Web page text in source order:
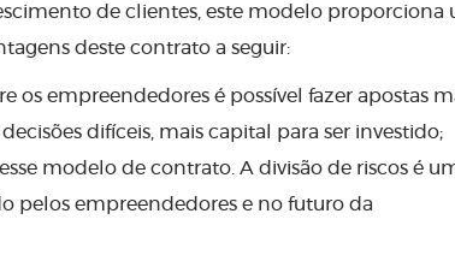
de clientes, este modelo proporciona
deste contrato a seguir:
os empreendedores é possível fazer apostas
difíceis, mais capital para ser investido;
modelo de contrato. A divisão de riscos é
pelos empreendedores e no futuro da